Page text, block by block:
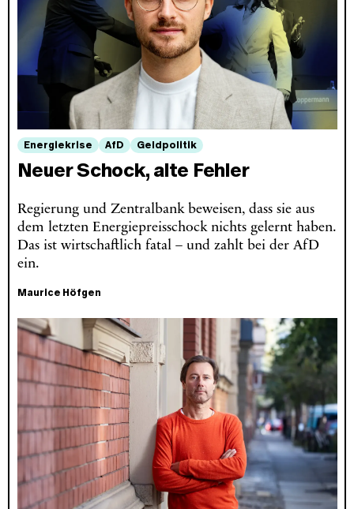
Energiekrise AfD Geldpolitik
Neuer Schock, alte Fehler
Regierung und Zentralbank beweisen, dass sie aus
dem letzten Energiepreisschock nichts gelernt haben.
Das ist wirtschaftlich fatal – und zahlt bei der AfD
ein.
Maurice Höfgen